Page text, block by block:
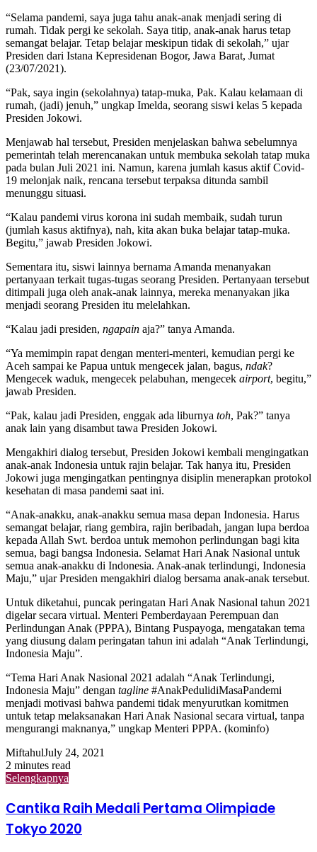
“Selama pandemi, saya juga tahu anak-anak menjadi sering di
rumah. Tidak pergi ke sekolah. Saya titip, anak-anak harus tetap
semangat belajar. Tetap belajar meskipun tidak di sekolah,” ujar
Presiden dari Istana Kepresidenan Bogor, Jawa Barat, Jumat
(23/07/2021).
“Pak, saya ingin (sekolahnya) tatap-muka, Pak. Kalau kelamaan di
rumah, (jadi) jenuh,” ungkap Imelda, seorang siswi kelas 5 kepada
Presiden Jokowi.
Menjawab hal tersebut, Presiden menjelaskan bahwa sebelumnya
pemerintah telah merencanakan untuk membuka sekolah tatap muka
pada bulan Juli 2021 ini. Namun, karena jumlah kasus aktif Covid-
19 melonjak naik, rencana tersebut terpaksa ditunda sambil
menunggu situasi.
“Kalau pandemi virus korona ini sudah membaik, sudah turun
(jumlah kasus aktifnya), nah, kita akan buka belajar tatap-muka.
Begitu,” jawab Presiden Jokowi.
Sementara itu, siswi lainnya bernama Amanda menanyakan
pertanyaan terkait tugas-tugas seorang Presiden. Pertanyaan tersebut
ditimpali juga oleh anak-anak lainnya, mereka menanyakan jika
menjadi seorang Presiden itu melelahkan.
“Kalau jadi presiden, ngapain aja?” tanya Amanda.
“Ya memimpin rapat dengan menteri-menteri, kemudian pergi ke
Aceh sampai ke Papua untuk mengecek jalan, bagus, ndak?
Mengecek waduk, mengecek pelabuhan, mengecek airport, begitu,”
jawab Presiden.
“Pak, kalau jadi Presiden, enggak ada liburnya toh, Pak?” tanya
anak lain yang disambut tawa Presiden Jokowi.
Mengakhiri dialog tersebut, Presiden Jokowi kembali mengingatkan
anak-anak Indonesia untuk rajin belajar. Tak hanya itu, Presiden
Jokowi juga mengingatkan pentingnya disiplin menerapkan protokol
kesehatan di masa pandemi saat ini.
“Anak-anakku, anak-anakku semua masa depan Indonesia. Harus
semangat belajar, riang gembira, rajin beribadah, jangan lupa berdoa
kepada Allah Swt. berdoa untuk memohon perlindungan bagi kita
semua, bagi bangsa Indonesia. Selamat Hari Anak Nasional untuk
semua anak-anakku di Indonesia. Anak-anak terlindungi, Indonesia
Maju,” ujar Presiden mengakhiri dialog bersama anak-anak tersebut.
Untuk diketahui, puncak peringatan Hari Anak Nasional tahun 2021
digelar secara virtual. Menteri Pemberdayaan Perempuan dan
Perlindungan Anak (PPPA), Bintang Puspayoga, mengatakan tema
yang diusung dalam peringatan tahun ini adalah “Anak Terlindungi,
Indonesia Maju”.
“Tema Hari Anak Nasional 2021 adalah “Anak Terlindungi,
Indonesia Maju” dengan tagline #AnakPedulidiMasaPandemi
menjadi motivasi bahwa pandemi tidak menyurutkan komitmen
untuk tetap melaksanakan Hari Anak Nasional secara virtual, tanpa
mengurangi maknanya,” ungkap Menteri PPPA. (kominfo)
MiftahulJuly 24, 2021
2 minutes read
Selengkapnya
Cantika Raih Medali Pertama Olimpiade
Tokyo 2020